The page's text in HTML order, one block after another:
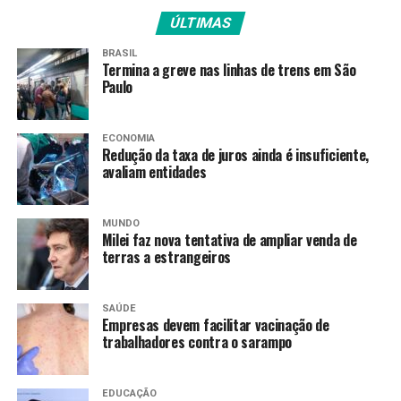
garantir o triunfo e o título.
“Foi um desafio constante para todos nós. Foi uma
demonstração de nunca desistir, porque, para quem
trabalha, as oportunidades chegam. Permanecemos
juntos, unidos, mesmo nas adversidades. E esse time deu
uma demonstração de que mesmo nas derrotas,
conseguiu se levantar. Esse time mereceu muito, o Minas
fez um belo trabalho também, mas hoje brigamos mais
no jogo e era para ter essa festa. Merecíamos ter essa
festa aqui no Pedrocão”, declarou Corvalán.
MVP! MVP! MVP!
O primeiro título. O
primeiro MVP das Finais.
ÚLTIMAS
BRASIL
Termina a greve nas linhas de trens em São
Paulo
ECONOMIA
Redução da taxa de juros ainda é insuficiente,
avaliam entidades
MUNDO
Milei faz nova tentativa de ampliar venda de
terras a estrangeiros
SAÚDE
Empresas devem facilitar vacinação de
trabalhadores contra o sarampo
EDUCAÇÃO